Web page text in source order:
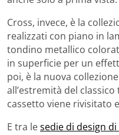
Cross, invece, è la
realizzati con piano in
tondino metallico
in superficie per un
poi, è la nuova
all’estremità del
cassetto viene rivisitato
E tra lesedie di design